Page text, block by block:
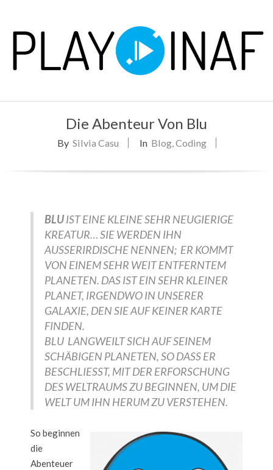
content
P
Die Abenteur Von Blu
By Silvia Casu In Blog,Coding
BLUIST EINE KLEINE SEHR NEUGIERIGE
KREATUR… SIE WERDEN IHN
AUSSERIRDISCHE NENNEN; ER KOMMT
VON EINEM SEHR WEIT ENTFERNTEM
PLANETEN. DAS IST EIN SEHR KLEINER
PLANET, IRGENDWO IN UNSERER
GALAXIE, DEN SIE AUF KEINER KARTE
FINDEN.
BLU LANGWEILT SICH AUF SEINEM
SCHÄBIGEN PLANETEN, SO DASS ER
BESCHLIESST, MIT DER ERFORSCHUNG
DES WELTRAUMS ZU BEGINNEN, UM DIE
WELT UM IHN HERUM ZU VERSTEHEN.
So beginnen
die
Abenteuer